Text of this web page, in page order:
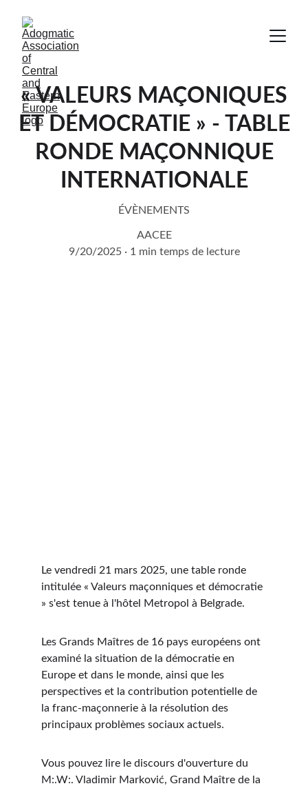
« VALEURS MAÇONIQUES
ET DÉMOCRATIE » - TABLE
RONDE MAÇONNIQUE
INTERNATIONALE
ÉVÈNEMENTS
AACEE
9/20/2025
1 min temps de lecture
Le vendredi 21 mars 2025, une table ronde
intitulée « Valeurs maçonniques et démocratie
» s'est tenue à l'hôtel Metropol à Belgrade.
Les Grands Maîtres de 16 pays européens ont
examiné la situation de la démocratie en
Europe et dans le monde, ainsi que les
perspectives et la contribution potentielle de
la franc-maçonnerie à la résolution des
principaux problèmes sociaux actuels.
Vous pouvez lire le discours d'ouverture du
M:.W:. Vladimir Marković, Grand Maître de la